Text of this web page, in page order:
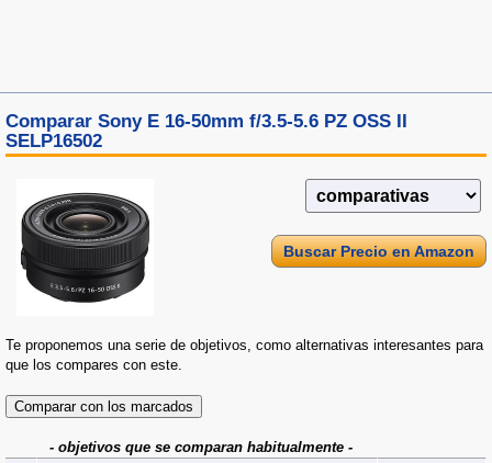
Comparar Sony E 16-50mm f/3.5-5.6 PZ OSS II
SELP16502
Buscar Precio en Amazon
Te proponemos una serie de objetivos, como alternativas interesantes para
que los compares con este.
- objetivos que se comparan habitualmente -